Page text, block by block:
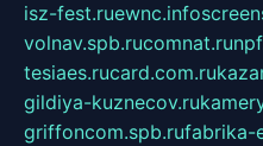
isz-fest.ruewnc.info
volnav.spb.rucomnat.ru
tesiaes.rucard.com.ru
gildiya-kuznecov.ru
griffoncom.spb.rufabrika-